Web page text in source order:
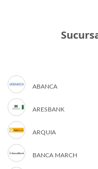
ABANCA
ARESBANK
ARQUIA
BANCA MARCH